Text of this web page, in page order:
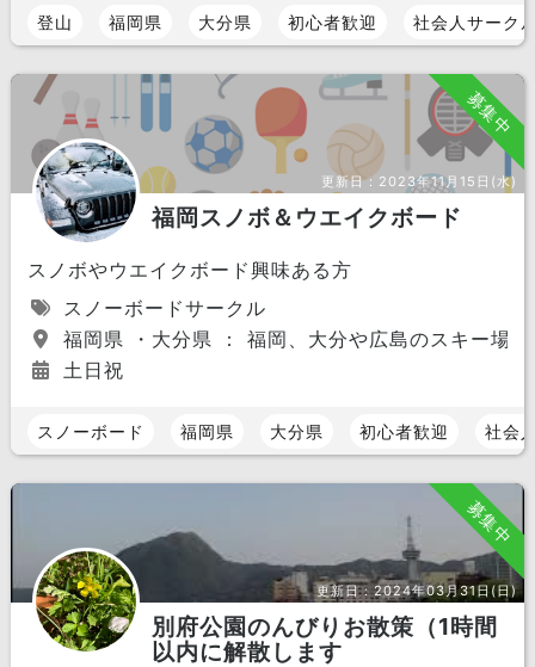
登山 福岡県 大分県 初心者歓迎 社会人サーク
募集中
更新日： 2023年11月15日(水)
福岡スノボ＆ウエイクボード
スノボやウエイクボード興味ある方
スノーボードサークル
福岡県 ・大分県 ： 福岡、大分や広島のスキー場
土日祝
スノーボード 福岡県 大分県 初心者歓迎 社会
募集中
更新日：2024年03月31日(日)
別府公園のんびりお散策（1時間
以内に解散します